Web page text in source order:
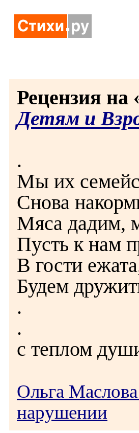
Рецензия на
Детям и
.
Мы их
Снова
Мяса дадим,
Пусть к нам
В гости
Будем
.
.
с теплом
Ольга
нарушении